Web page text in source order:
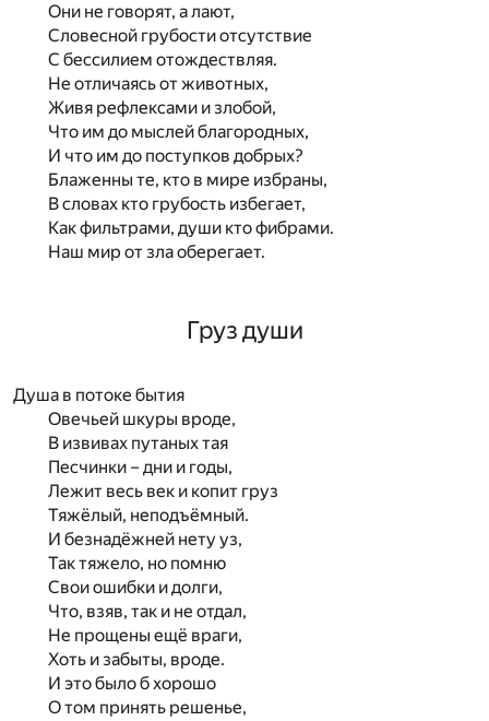
Они не говорят, а лают,
Словесной грубости отсутствие
С бессилием отождествляя.
Не отличаясь от животных,
Живя рефлексами и злобой,
Что им до мыслей благородных,
И что им до поступков добрых?
Блаженны те, кто в мире избраны,
В словах кто грубость избегает,
Как фильтрами, души кто фибрами.
Наш мир от зла оберегает.
Груз души
Душа в потоке бытия
Овечьей шкуры вроде,
В извивах путаных тая
Песчинки – дни и годы,
Лежит весь век и копит груз
Тяжёлый, неподъёмный.
И безнадёжней нету уз,
Так тяжело, но помню
Свои ошибки и долги,
Что, взяв, так и не отдал,
Не прощены ещё враги,
Хоть и забыты, вроде.
И это было б хорошо
О том принять решенье,